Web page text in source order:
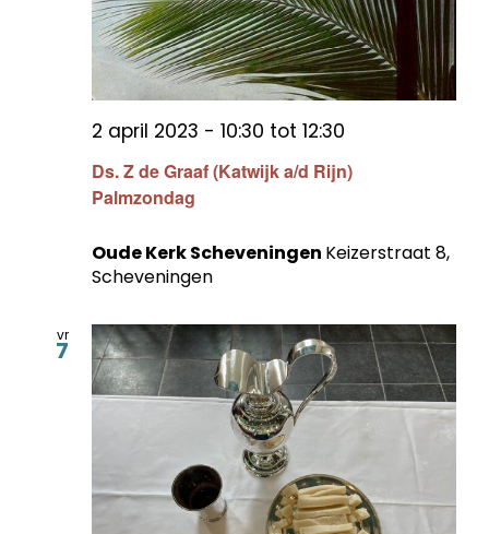
Ds. Z de Graaf (Katwijk a/d Rijn)
Palmzondag
2 april 2023 - 10:30 tot 12:30
Oude Kerk Scheveningen Keizerstraat 8,
Scheveningen
vr
7